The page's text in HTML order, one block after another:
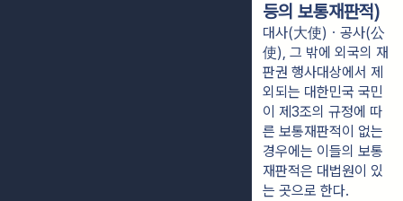
등의 보통재판적)
대사(大使)ㆍ공사(公
使), 그 밖에 외국의 재
판권 행사대상에서 제
외되는 대한민국 국민
이 제3조의 규정에 따
른 보통재판적이 없는
경우에는 이들의 보통
재판적은 대법원이 있
는 곳으로 한다.